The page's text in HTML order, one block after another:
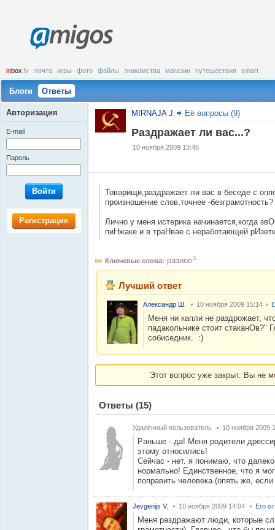
amigos
inbox .lv почта игры фото файлы знакомства магазин путешествия smart
Блоги Ответы
MIRNAJA J. Её вопросы (9)
Раздражает ли вас...?
10 ноября 2009 13:46
Товарищи,раздражает ли вас в беседе с
произношение слов,точнее -безграмотность?
Лично у меня истерика начинается,когда
пиНжаке и в траНвае с неработающей
Ключевые слова: разное3
Лучший ответ
Александр Ш. 10 ноября 2009 15:14
Меня ни капли не раздрожает,
падакольнике стоит стаканОв?"
собиседник. :)
Этот вопрос уже закрыт. Вы не
Ответы (15)
Удалённый пользователь 10 ноября 2009
Раньше - да! Меня родители
этому относились!
Сейчас - нет. я понимаю, что
нормально! Единственное, что я
поправить человека (опять же,
Jevgenijs V. 10 ноября 2009 14:04 Его
Меня раздражают люди, которые
Авторизация
E-mail
Пароль
Войти
Регистрация